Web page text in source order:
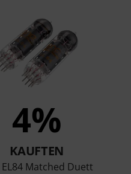
4%
KAUFTEN
EL84 Matched Duett